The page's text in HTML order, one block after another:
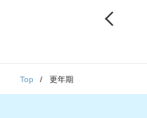
Top 更年期